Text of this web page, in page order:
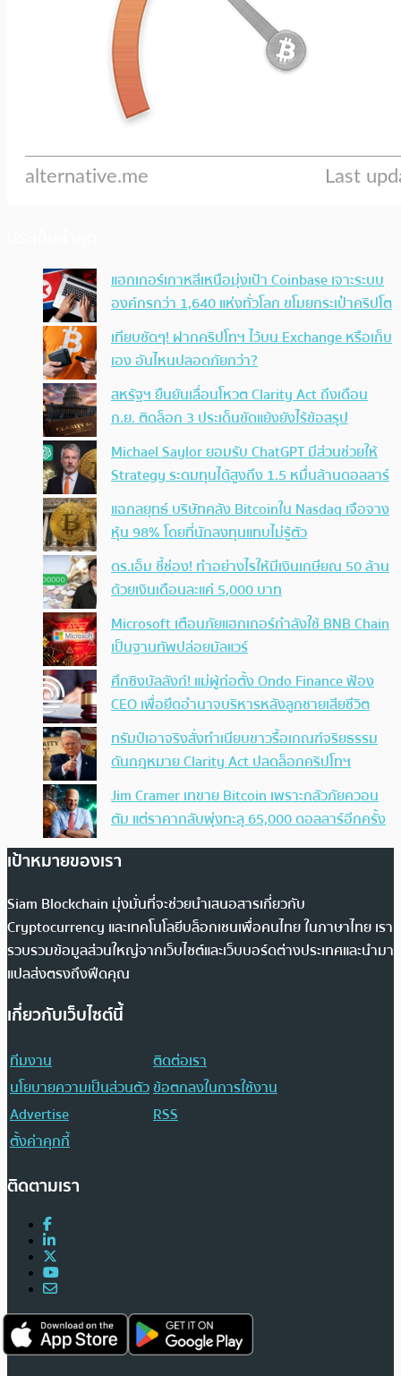
แฮกเกอร์เกาหลีเหนือมุ่งเป้า Coinbase เจาะระบบ
องค์กรกว่า 1,640 แห่งทั่วโลก ขโมยกระเป๋าคริปโต
เทียบชัดๆ! ฝากคริปโทฯ ไว้บน Exchange หรือเก็บ
เอง อันไหนปลอดภัยกว่า?
สหรัฐฯ ยืนยันเลื่อนโหวต Clarity Act ถึงเดือน
ก.ย. ติดล็อก 3 ประเด็นขัดแย้งยังไร้ข้อสรุป
Michael Saylor ยอมรับ ChatGPT มีส่วนช่วยให้
Strategy ระดมทุนได้สูงถึง 1.5 หมื่นล้านดอลลาร์
แฉกลยุทธ์ บริษัทคลัง Bitcoinใน Nasdaq เจือจาง
หุ้น 98% โดยที่นักลงทุนแทบไม่รู้ตัว
ดร.เอ็ม ชี้ช่อง! ทำอย่างไรให้มีเงินเกษียณ 50 ล้าน
ด้วยเงินเดือนละแค่ 5,000 บาท
Microsoft เตือนภัยแฮกเกอร์กำลังใช้ BNB Chain
เป็นฐานทัพปล่อยมัลแวร์
ศึกชิงบัลลังก์! แม่ผู้ก่อตั้ง Ondo Finance ฟ้อง
CEO เพื่อยึดอำนาจบริหารหลังลูกชายเสียชีวิต
ทรัมป์เอาจริง สั่งทำเนียบขาวรื้อเกณฑ์จริยธรรม
ดันกฎหมาย Clarity Act ปลดล็อกคริปโทฯ
Jim Cramer เทขาย Bitcoin เพราะกลัวภัยควอน
ตัม แต่ราคากลับพุ่งทะลุ 65,000 ดอลลาร์อีกครั้ง
เป้าหมายของเรา
Siam Blockchain มุ่งมั่นที่จะช่วยนำเสนอสารเกี่ยวกับ
Cryptocurrency และเทคโนโลยีบล็อกเชนเพื่อคนไทย ในภาษาไทย เรา
รวบรวมข้อมูลส่วนใหญ่จากเว็บไซต์และเว็บบอร์ดต่างประเทศและนำมา
แปลส่งตรงถึงฟีดคุณ
เกี่ยวกับเว็บไซต์นี้
ทีมงาน
ติดต่อเรา
นโยบายความเป็นส่วนตัวข้อตกลงในการใช้งาน
Advertise
RSS
ตั้งค่าคุกกี้
ติดตามเรา